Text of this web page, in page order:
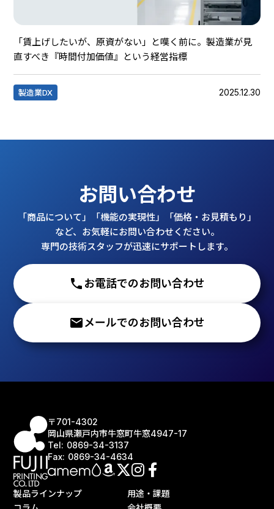
「賃上げしたいが、原資がない」と嘆く前に。製造業が見
直すべき『時間付加価値』という経営指標
製造業DX 2025.12.30
お問い合わせ
「商品について」「機能の実現性」「価格・お見積もり」
など、お気軽にお問い合わせください。
専門の技術スタッフが迅速にサポートします。
phone お電話でのお問い合わせ
emailメールでのお問い合わせ
〒701-4302
岡山県瀬戸内市牛窓町牛窓4947-17
Tel: 0869-34-3137
Fax: 0869-34-4634
製品ラインナップ
用途・課題